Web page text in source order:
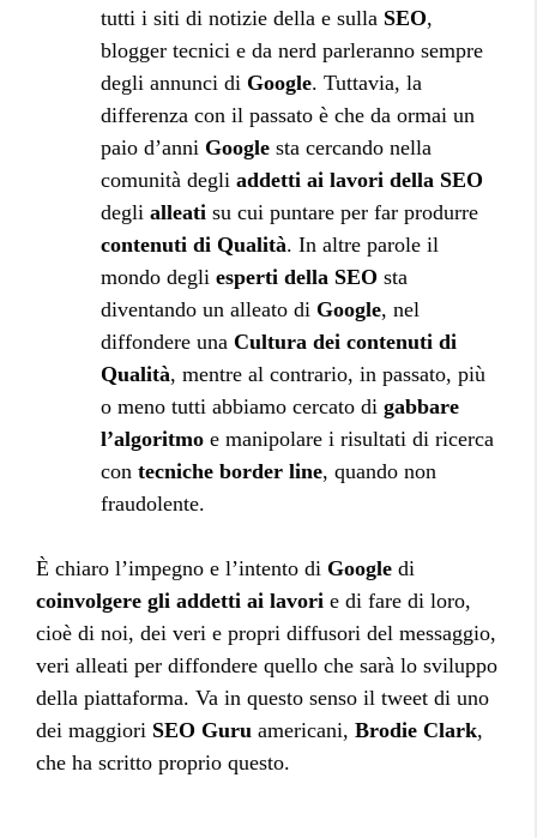
tutti i siti di notizie della e sulla SEO,
blogger tecnici e da nerd parleranno sempre
degli annunci di Google. Tuttavia, la
differenza con il passato è che da ormai un
paio d’anni Google sta cercando nella
comunità degli addetti ai lavori della SEO
degli alleati su cui puntare per far produrre
contenuti di Qualità. In altre parole il
mondo degli esperti della SEO sta
diventando un alleato di Google, nel
diffondere una Cultura dei contenuti di
Qualità, mentre al contrario, in passato, più
o meno tutti abbiamo cercato di gabbare
l’algoritmo e manipolare i risultati di ricerca
con tecniche border line, quando non
fraudolente.
È chiaro l’impegno e l’intento di Google di
coinvolgere gli addetti ai lavori e di fare di loro,
cioè di noi, dei veri e propri diffusori del messaggio,
veri alleati per diffondere quello che sarà lo sviluppo
della piattaforma. Va in questo senso il tweet di uno
dei maggiori SEO Guru americani, Brodie Clark,
che ha scritto proprio questo.